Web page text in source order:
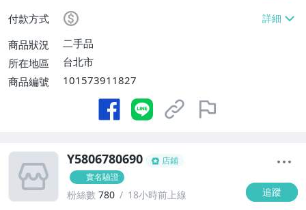
滿$20000免運費】
付款方式
商品狀況
二手品
所在地區
台北市
商品編號
101573911827
Y5806780690
店鋪
實名驗證
粉絲數 780 18小時前上線 追蹤